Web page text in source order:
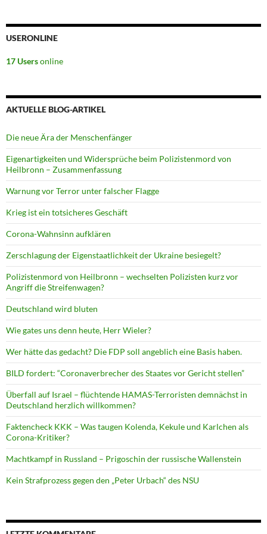
USERONLINE
17 Usersonline
AKTUELLE BLOG-ARTIKEL
Die neue Ära der Menschenfänger
Eigenartigkeiten und Widersprüche beim Polizistenmord von
Heilbronn – Zusammenfassung
Warnung vor Terror unter falscher Flagge
Krieg ist ein totsicheres Geschäft
Corona-Wahnsinn aufklären
Zerschlagung der Eigenstaatlichkeit der Ukraine besiegelt?
Polizistenmord von Heilbronn – wechselten Polizisten kurz vor
Angriff die Streifenwagen?
Deutschland wird bluten
Wie gates uns denn heute, Herr Wieler?
Wer hätte das gedacht? Die FDP soll angeblich eine Basis haben.
BILD fordert: “Coronaverbrecher des Staates vor Gericht stellen”
Überfall auf Israel – flüchtende HAMAS-Terroristen demnächst in
Deutschland herzlich willkommen?
Faktencheck KKK – Was taugen Kolenda, Kekule und Karlchen als
Corona-Kritiker?
Machtkampf in Russland – Prigoschin der russische Wallenstein
Kein Strafprozess gegen den „Peter Urbach“ des NSU